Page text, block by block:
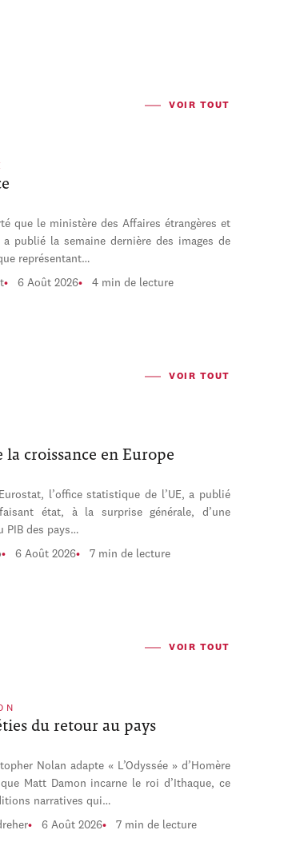
VOIR TOUT
que le ministère des Affaires étrangères et
a publié la semaine dernière des images de
représentant…
6 Août 2026 4 min de lecture
VOIR TOUT
la croissance en Europe
l’office statistique de l’UE, a publié
état, à la surprise générale, d’une
PIB des pays…
6 Août 2026 7 min de lecture
VOIR TOUT
du retour au pays
Nolan adapte « L’Odyssée » d’Homère
Matt Damon incarne le roi d’Ithaque, ce
narratives qui…
6 Août 2026 7 min de lecture